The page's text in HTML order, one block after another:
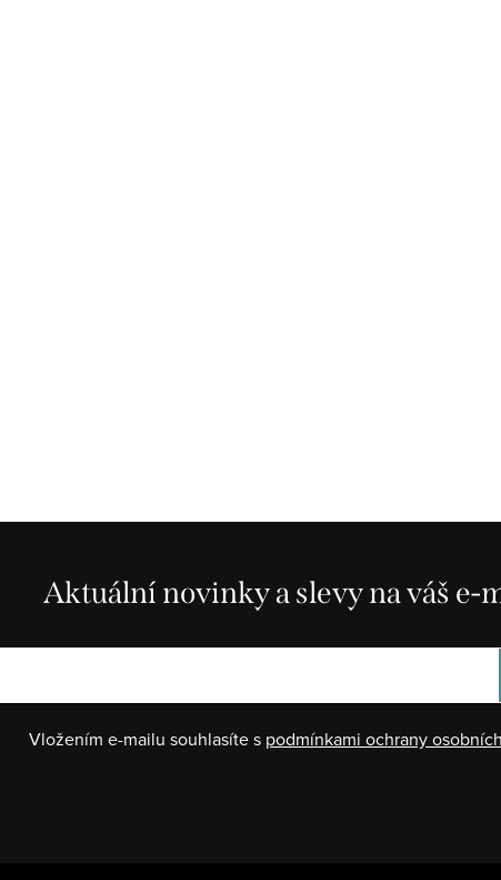
Aktuální novinky a slevy na váš e-
Vložením e-mailu souhlasíte s podmínkami ochrany